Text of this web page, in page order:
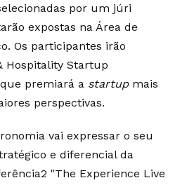
por um júri
expostas na Área de
Os participantes irão
Hospitality Startup
premiará a startupmais
perspectivas.
vai expressar o seu
e diferencial da
"The Experience Live